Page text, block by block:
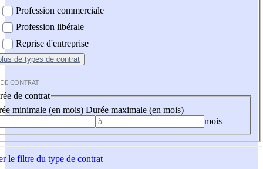
Profession commerciale
Profession libérale
Reprise d'entreprise
de types de contrat
CONTRAT
de contrat
minimale (en mois) Durée maximale (en mois)
mois
le filtre du type de contrat